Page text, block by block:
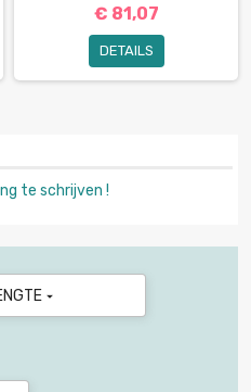
€ 81,07
DETAILS
te schrijven !
